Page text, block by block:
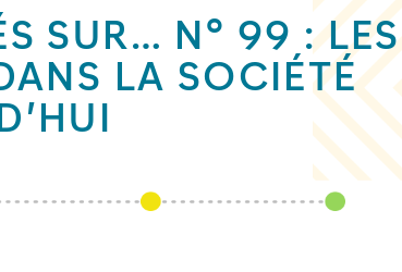
SUR… N° 99 : LES
LA SOCIÉTÉ